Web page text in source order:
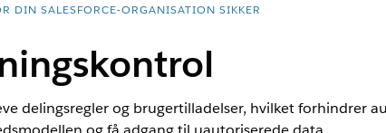
DIN SALESFORCE-ORGANISATION SIKKER
delingsregler og brugertilladelser, hvilket forhindrer